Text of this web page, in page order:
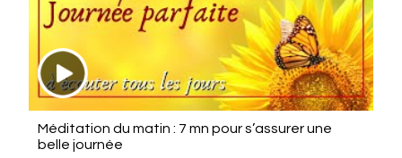
Méditation du matin : 7 mn pour s’assurer une
belle journée